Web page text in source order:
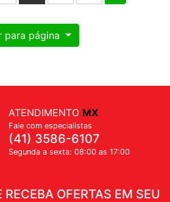
para página
OFERTAS EM SEU
ATENDIMENTO MX
Fale com especialistas
(41) 3586-6107
Segunda a sexta: 08:00 as 17:00